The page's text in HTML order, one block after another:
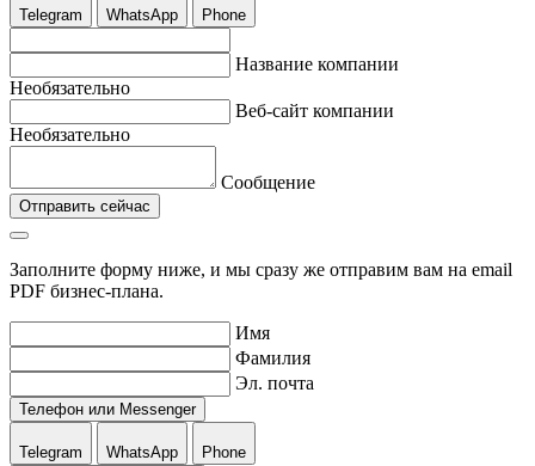
Telegram WhatsApp Phone
Название компании
Необязательно
Веб-сайт компании
Необязательно
Сообщение
Отправить сейчас
Заполните форму ниже, и мы сразу же отправим вам на email
PDF бизнес-плана.
Имя
Фамилия
Эл. почта
Телефон или Messenger
Telegram WhatsApp
Phone